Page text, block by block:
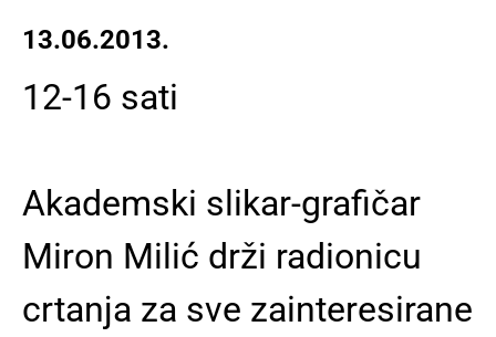
13.06.2013.
12-16 sati
Akademski slikar-grafičar
Miron Milić drži radionicu
crtanja za sve zainteresirane